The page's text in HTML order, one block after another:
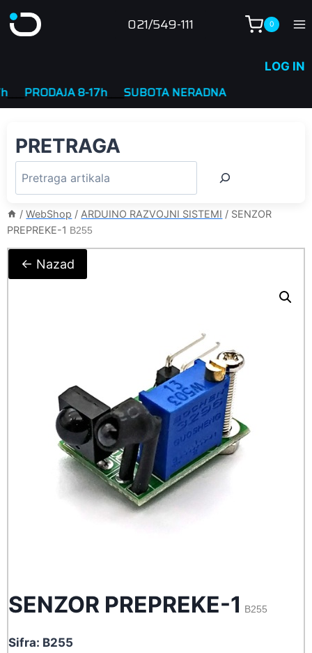
to
021/549-111 0
LOG IN
PRODAJA 8-17h____SUBOTA NERADNA
PRETRAGA
/ WebShop / ARDUINO RAZVOJNI SISTEMI / SENZOR
PREPREKE-1 B255
← Nazad
SENZOR PREPREKE-1 B255
Sifra: B255